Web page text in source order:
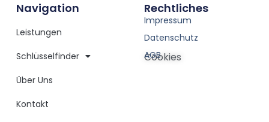
Navigation
Leistungen
Schlüsselfinder
Über Uns
Kontakt
Rechtliches
Impressum
Datenschutz
AGB
Cookies